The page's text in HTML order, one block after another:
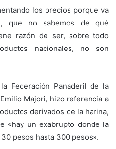
los precios porque va
que no sabemos de qué
razón de ser, sobre todo
nacionales, no son
Federación Panaderil de la
Majori, hizo referencia a
derivados de la harina,
«hay un exabrupto donde la
pesos hasta 300 pesos».